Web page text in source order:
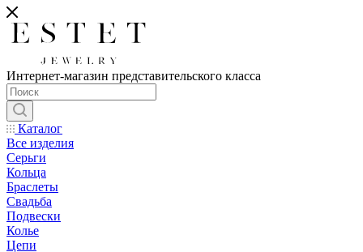
Интернет-магазин представительского класса
Каталог
Все изделия
Серьги
Кольца
Браслеты
Свадьба
Подвески
Колье
Цепи